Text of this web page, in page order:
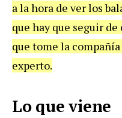
a la hora de ver los
que hay que seguir
que tome la
experto.
Lo que viene